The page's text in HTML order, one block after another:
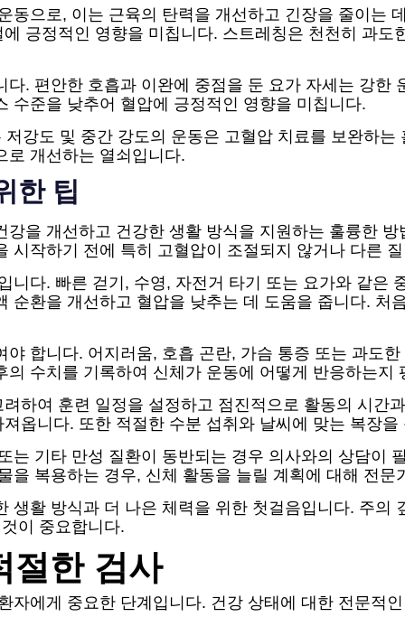
동으로, 이는 근육의 탄력을 개선하고 긴장을 줄이는
긍정적인 영향을 미칩니다. 스트레칭은 천천히 과
. 편안한 호흡과 이완에 중점을 둔 요가 자세는 강한
수준을 낮추어 혈압에 긍정적인 영향을 미칩니다.
강도 및 중간 강도의 운동은 고혈압 치료를 보완하
로 개선하는 열쇠입니다.
한 팁
을 개선하고 건강한 생활 방식을 지원하는 훌륭한
시작하기 전에 특히 고혈압이 조절되지 않거나 다른
니다. 빠른 걷기, 수영, 자전거 타기 또는 요가와 같은
순환을 개선하고 혈압을 낮추는 데 도움을 줍니다.
합니다. 어지러움, 호흡 곤란, 가슴 통증 또는 과도
수치를 기록하여 신체가 운동에 어떻게 반응하는지
하여 훈련 일정을 설정하고 점진적으로 활동의 시간
옵니다. 또한 적절한 수분 섭취와 날씨에 맞는 복장
는 기타 만성 질환이 동반되는 경우 의사와의 상담이
을 복용하는 경우, 신체 활동을 늘릴 계획에 대해 전문
생활 방식과 더 나은 체력을 위한 첫걸음입니다. 주
이 중요합니다.
절한 검사
자에게 중요한 단계입니다. 건강 상태에 대한 전문적